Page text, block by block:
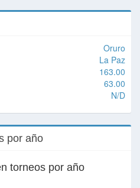
Oruro
La Paz
163.00
63.00
N/D
por año
torneos por año